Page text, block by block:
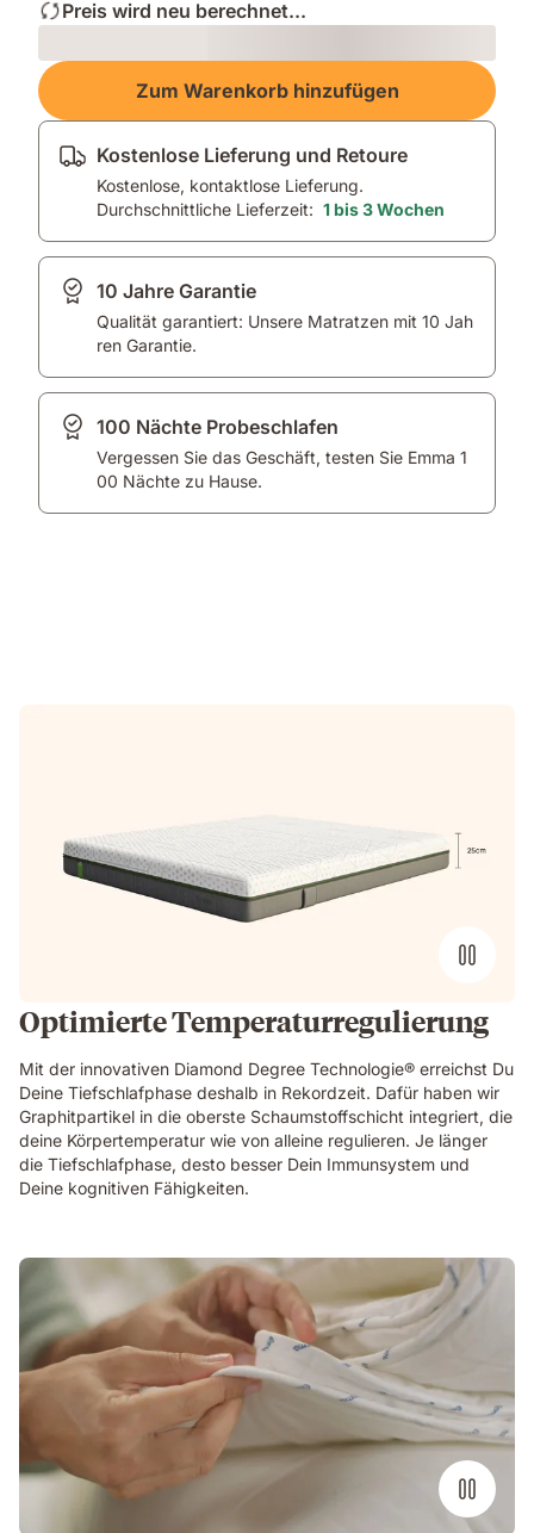
Preis wird neu berechnet...
Loading
Zum Warenkorb hinzufügen
Kostenlose Lieferung und Retoure
Kostenlose, kontaktlose Lieferung.
Durchschnittliche Lieferzeit: 1 bis 3 Wochen
10 Jahre Garantie
Qualität garantiert: Unsere Matratzen mit 10 Jah
ren Garantie.
100 Nächte Probeschlafen
Vergessen Sie das Geschäft, testen Sie Emma 1
00 Nächte zu Hause.
Optimierte Temperaturregulierung
Mit der innovativen Diamond Degree Technologie® erreichst Du
Deine Tiefschlafphase deshalb in Rekordzeit. Dafür haben wir
Graphitpartikel in die oberste Schaumstoffschicht integriert, die
deine Körpertemperatur wie von alleine regulieren. Je länger
die Tiefschlafphase, desto besser Dein Immunsystem und
Deine kognitiven Fähigkeiten.